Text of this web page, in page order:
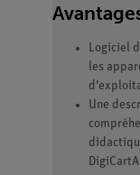
Logiciel
les
Une